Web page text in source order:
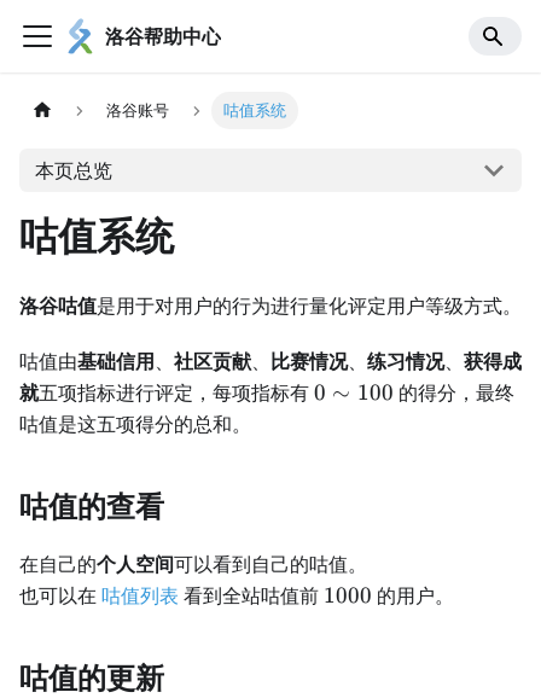
洛谷帮助中心
洛谷账号 咕值系统
本页总览
咕值系统
洛谷咕值是用于对用户的行为进行量化评定用户等级方式。
咕值由基础信用、 社区贡献、 比赛情况、 练习情况、 获得成
就五项指标进行评定，每项指标有0
0 ∼ 100 的得分，最终
咕值是这五项得分的总和。
咕值的查看
在自己的个人空间可以看到自己的咕值。
也可以在 咕值列表 看到全站咕值前 1000
1000 的用户。
咕值的更新